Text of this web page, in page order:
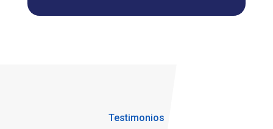
Testimonios